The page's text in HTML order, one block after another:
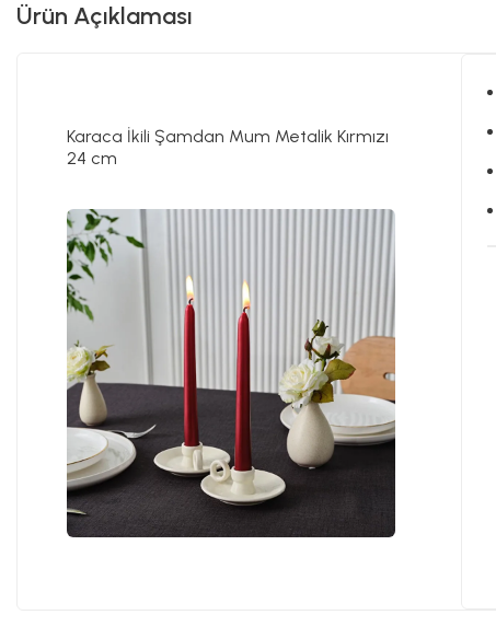
Ürün Açıklaması
Karaca İkili Şamdan Mum Metalik Kırmızı
24 cm